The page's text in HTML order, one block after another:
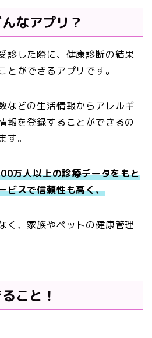
なアプリ？
診した際に、 健康診断の結果
とができるアプリです。
などの生活情報からアレルギ
報を登録することができるの
。
万人以上の診療データをもと
ビスで信頼性も高く、
く、家族やペットの健康管理
こと！